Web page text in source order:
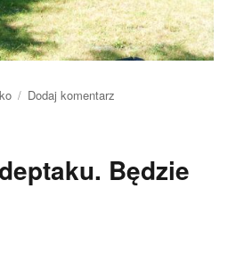
Dodaj komentarz
Kierunek:
Orońsko
Będzie